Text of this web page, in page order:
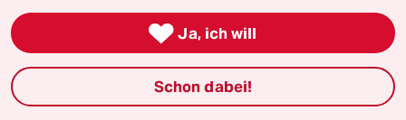
A agtaz
30.03.2022, 10:52 Uhr
Woher wissen Sie das denn? In
 Ja, ich will
Schon dabei!